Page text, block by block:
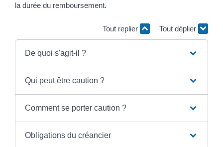
la durée du remboursement.
Tout replier Tout déplier
De quoi s'agit-il ?
Qui peut être caution ?
Comment se porter caution ?
Obligations du créancier